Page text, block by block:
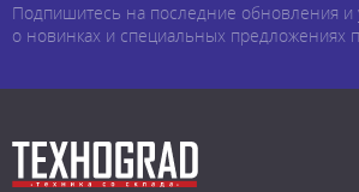
Подпишитесь на последние обновления и
о новинках и специальных предложениях